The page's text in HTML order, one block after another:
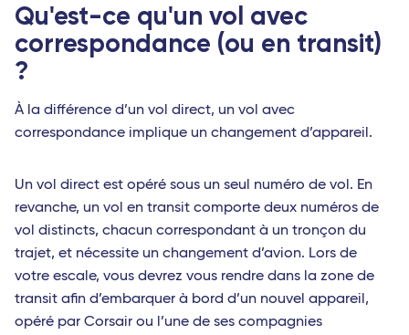
Qu'est-ce qu'un vol avec
correspondance (ou en transit)
?
À la différence d’un vol direct, un vol avec
correspondance implique un changement d’appareil.
Un vol direct est opéré sous un seul numéro de vol. En
revanche, un vol en transit comporte deux numéros de
vol distincts, chacun correspondant à un tronçon du
trajet, et nécessite un changement d’avion. Lors de
votre escale, vous devrez vous rendre dans la zone de
transit afin d’embarquer à bord d’un nouvel appareil,
opéré par Corsair ou l’une de ses compagnies